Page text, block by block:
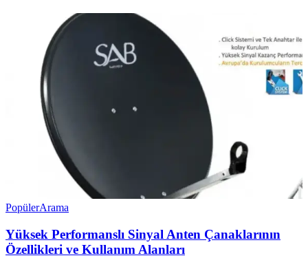
PopülerArama
Yüksek Performanslı Sinyal Anten Çanaklarının
Özellikleri ve Kullanım Alanları